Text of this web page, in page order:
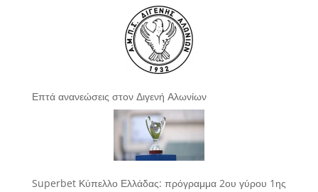
Επτά ανανεώσεις στον Διγενή Αλωνίων
Superbet Κύπελλο Ελλάδας: πρόγραμμα 2ου γύρου 1ης